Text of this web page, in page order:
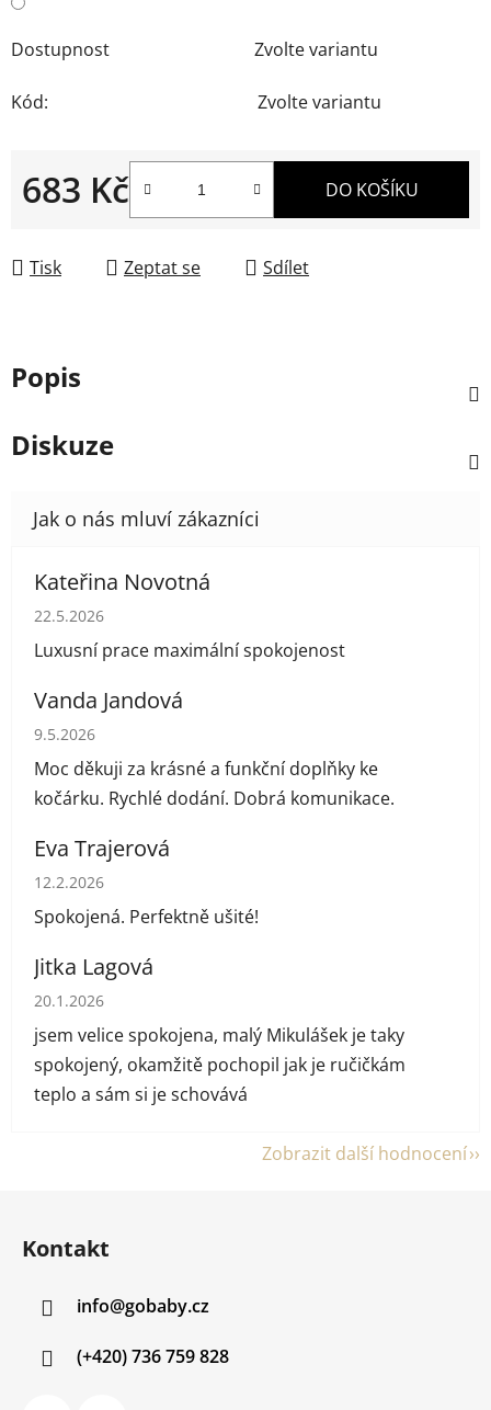
Dostupnost Zvolte variantu
Kód: Zvolte variantu
683 Kč DO KOŠÍKU
Tisk Zeptat se Sdílet
Popis
Diskuze
Kateřina Novotná
Hodnocení obchodu je 5 z 5 hvězdiček.
22.5.2026
Luxusní prace maximální spokojenost
Vanda Jandová
Hodnocení obchodu je 5 z 5 hvězdiček.
9.5.2026
Moc děkuji za krásné a funkční doplňky ke
kočárku. Rychlé dodání. Dobrá komunikace.
Eva Trajerová
Hodnocení obchodu je 5 z 5 hvězdiček.
12.2.2026
Spokojená. Perfektně ušité!
Jitka Lagová
Hodnocení obchodu je 5 z 5 hvězdiček.
20.1.2026
jsem velice spokojena, malý Mikulášek je taky
spokojený, okamžitě pochopil jak je ručičkám
teplo a sám si je schovává
Zobrazit další hodnocení
Kontakt
info@gobaby.cz
(+420) 736 759 828